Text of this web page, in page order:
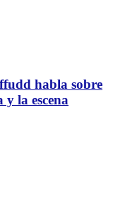
habla sobre
y la escena